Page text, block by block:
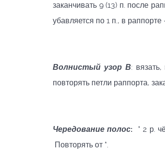
заканчивать 9 (13) п. после
убавляется по 1 п., в
Волнистый узор В:
повторять петли раппорта,
Чередованиеполос: * 2 р.
Повторять от *.